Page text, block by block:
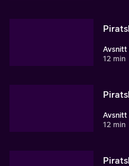
Avsnitt
12 min
Avsnitt
12 min